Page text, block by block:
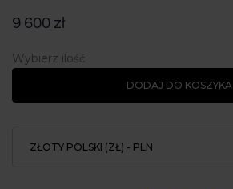
9 600 zł
Wybierz ilość
DODAJ DO KOSZYKA
ZŁOTY POLSKI (ZŁ) - PLN